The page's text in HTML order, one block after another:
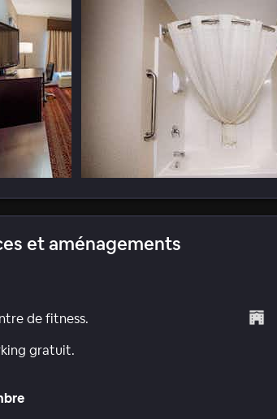
et aménagements
de fitness.
gratuit.